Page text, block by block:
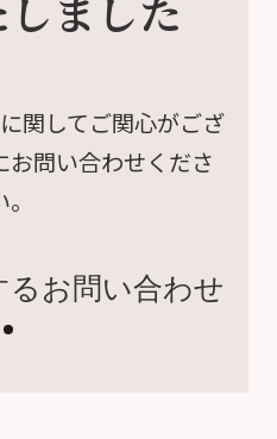
関してご関心がござ
お問い合わせくださ
お問い合わせ